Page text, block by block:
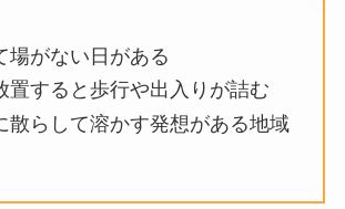
場がない日がある
置すると歩行や出入りが詰む
散らして溶かす発想がある地域